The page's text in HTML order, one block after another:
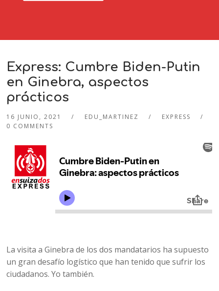
Express: Cumbre Biden-Putin
en Ginebra, aspectos
prácticos
16 JUNIO, 2021 EDU_MARTINEZ
EXPRESS
0 COMMENTS
La visita a Ginebra de los dos mandatarios ha supuesto
un gran desafío logístico que han tenido que sufrir los
ciudadanos. Yo también.